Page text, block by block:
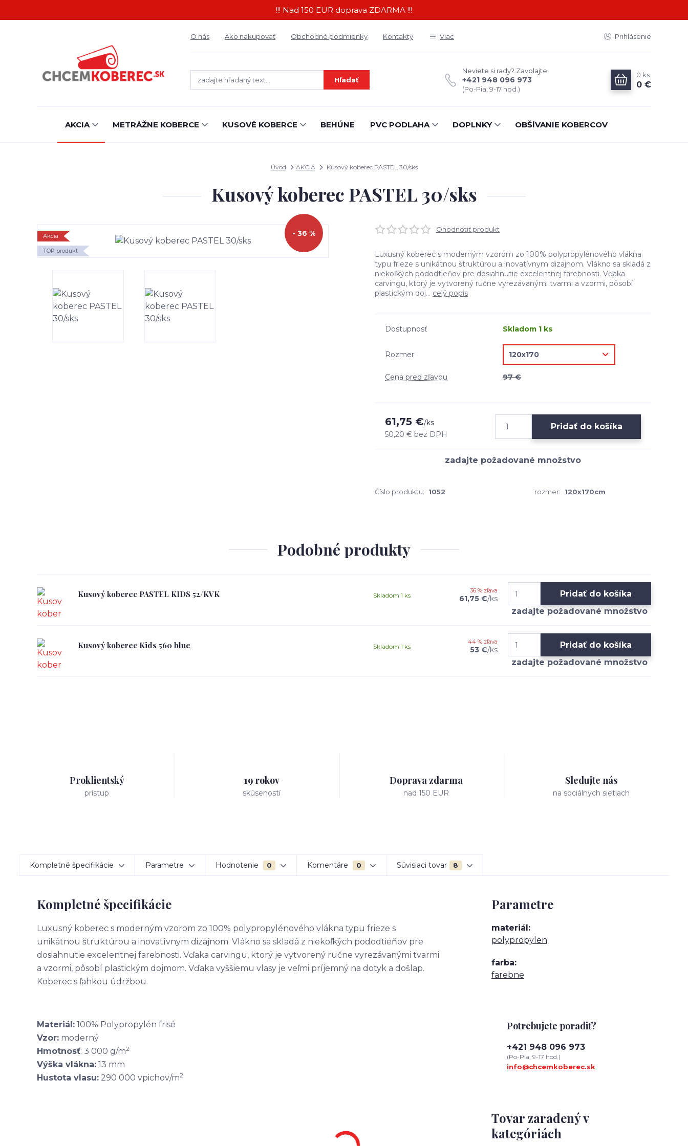
!!! Nad 150 EUR doprava ZDARMA !!!
O nás Ako nakupovať Obchodné podmienky Kontakty Viac Prihlásenie
Hľadať
Neviete si rady? Zavolajte.
+421 948 096 973
(Po-Pia, 9-17 hod.)
0 ks
0 €
AKCIA METRÁŽNE KOBERCE KUSOVÉ KOBERCE BEHÚNE PVC PODLAHA DOPLNKY OBŠÍVANIE KOBERCOV
Úvod AKCIA Kusový koberec PASTEL 30/sks
Kusový koberec PASTEL 30/sks
Akcia
TOP produkt
- 36 % Ohodnotiť produkt
Luxusný koberec s moderným vzorom zo 100% polypropylénového vlákna
typu frieze s unikátnou štruktúrou a inovatívnym dizajnom. Vlákno sa skladá z
niekoľkých pododtieňov pre dosiahnutie excelentnej farebnosti. Vďaka
carvingu, ktorý je vytvorený ručne vyrezávanými tvarmi a vzormi, pôsobí
plastickým doj... celý popis
Dostupnosť Skladom 1 ks
Rozmer
Cena pred zľavou 97 €
61,75 €/ks
50,20 € bez DPH
Pridať do košíka
Číslo produktu: 1052 rozmer: 120x170cm
Podobné produkty
Kusový koberec PASTEL KIDS 52/KVK 36 % zľava
61,75 €/ks
Skladom 1 ks Pridať do košíka
Kusový koberec Kids 560 blue 44 % zľava
53 €/ks
Skladom 1 ks Pridať do košíka
Proklientský
prístup
19 rokov
skúseností
Doprava zdarma
nad 150 EUR
Sledujte nás
na sociálnych sietiach
Kompletné špecifikácie Parametre Hodnotenie 0 Komentáre 0 Súvisiaci tovar 8
Kompletné špecifikácie
Luxusný koberec s moderným vzorom zo 100% polypropylénového vlákna typu frieze s
unikátnou štruktúrou a inovatívnym dizajnom. Vlákno sa skladá z niekoľkých pododtieňov pre
dosiahnutie excelentnej farebnosti. Vďaka carvingu, ktorý je vytvorený ručne vyrezávanými tvarmi
a vzormi, pôsobí plastickým dojmom. Vďaka vyššiemu vlasy je veľmi príjemný na dotyk a došlap.
Koberec s ľahkou údržbou.
Materiál: 100% Polypropylén frisé
Vzor: moderný
Hmotnosť: 3 000 g/m2
Výška vlákna: 13 mm
Hustota vlasu: 290 000 vpichov/m2
Parametre
materiál
polypropylen
farba
farebne
Tovar zaradený v
kategóriách
Potrebujete poradiť?
+421 948 096 973
(Po-Pia, 9-17 hod.)
info@chcemkoberec.sk